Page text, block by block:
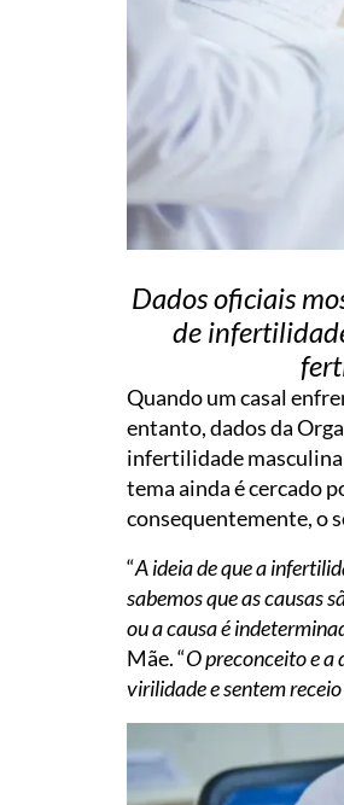
Dados oficiais
de
Quando um casal
entanto, dados da
infertilidade masculina
tema ainda é cercado
consequentemente, o
“A ideia de que a
sabemos que as causas
ou a causa é
Mãe. “O preconceito e
virilidade e sentem